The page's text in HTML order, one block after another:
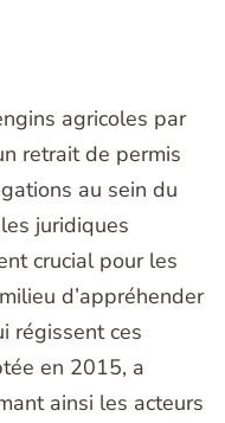
agricoles par
retrait de permis
au sein du
juridiques
crucial pour les
d’appréhender
régissent ces
en 2015, a
ainsi les acteurs